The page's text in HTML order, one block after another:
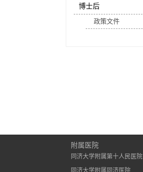
博士后
政策文件
附属医院
同济大学附属第十人民医院